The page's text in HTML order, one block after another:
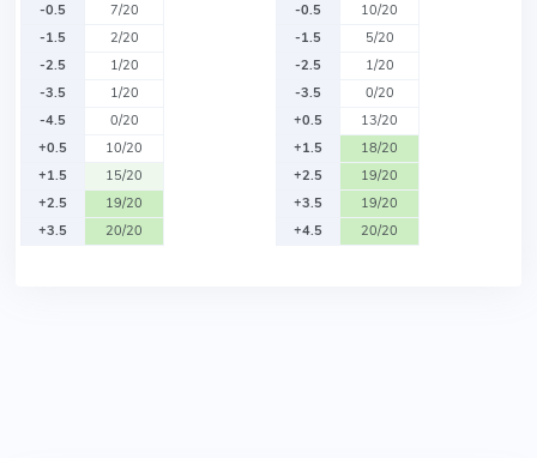
-0.5
7/20
-1.5
2/20
-2.5
1/20
-3.5
1/20
-4.5
0/20
+0.5
10/20
+1.5
15/20
+2.5
19/20
+3.5
20/20
-0.5
10/20
-1.5
5/20
-2.5
1/20
-3.5
0/20
+0.5
13/20
+1.5
18/20
+2.5
19/20
+3.5
19/20
+4.5
20/20